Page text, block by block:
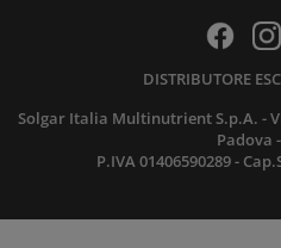
DISTRIBUTORE
Solgar Italia Multinutrient S.p.A. -
Padova
P.IVA 01406590289 -